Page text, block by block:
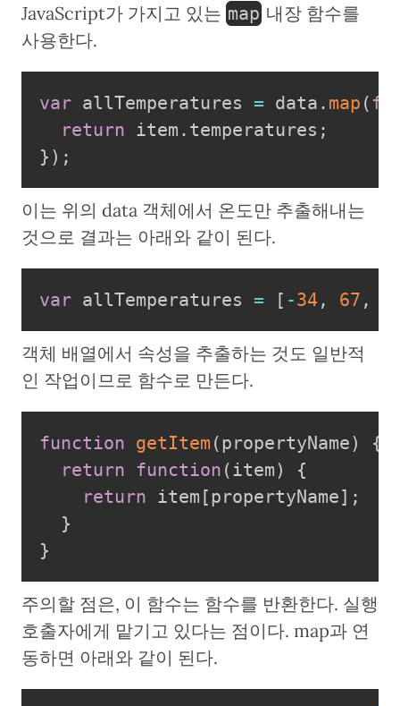
JavaScript가 가지고 있는 map 내장 함수를
사용한다.
var allTemperatures = data . map (
return item . temperatures ;
} ) ;
이는 위의 data 객체에서 온도만 추출해내는
것으로 결과는 아래와 같이 된다.
var allTemperatures = [ -34 , 67 ,
객체 배열에서 속성을 추출하는 것도 일반적
인 작업이므로 함수로 만든다.
function getItem ( propertyName)
{
return
function (item)
{
return item [ propertyName] ;
}
}
주의할 점은, 이 함수는 함수를 반환한다. 실행
호출자에게 맡기고 있다는 점이다. map과 연
동하면 아래와 같이 된다.